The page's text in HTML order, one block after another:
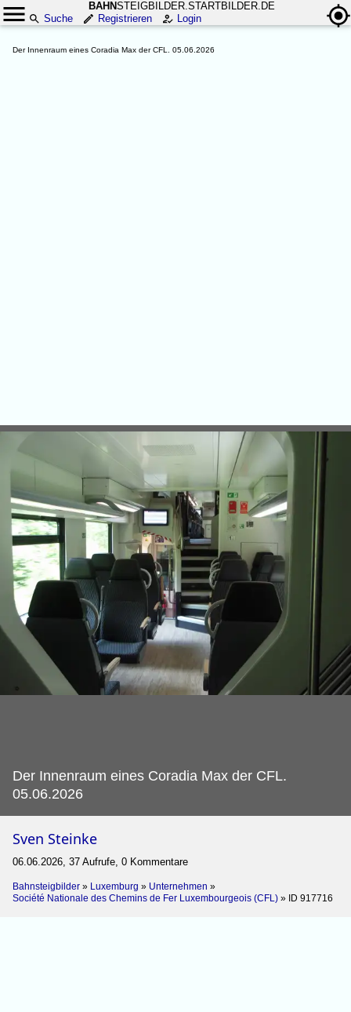
BAHNSTEIGBILDER.STARTBILDER.DE
Suche
Registrieren Login
Der Innenraum eines Coradia Max der CFL. 05.06.2026
Der Innenraum eines Coradia Max der CFL.
05.06.2026
Sven Steinke
06.06.2026, 37 Aufrufe, 0 Kommentare
Bahnsteigbilder » Luxemburg » Unternehmen »
Société Nationale des Chemins de Fer Luxembourgeois (CFL) » ID 917716